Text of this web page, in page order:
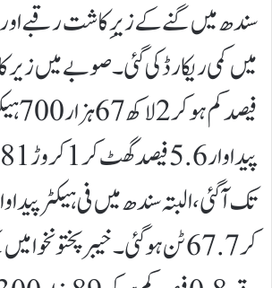
سندھ میں گنے کے زیرِ کاشت رقبے اور
فیصد
کر 67.7 ٹن ہو